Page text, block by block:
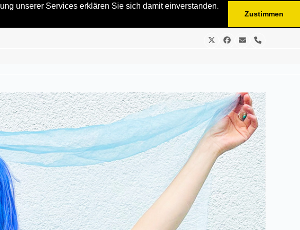
unserer Services erklären Sie sich damit einverstanden.
Zustimmen
TwitterFacebook
E- Telefon